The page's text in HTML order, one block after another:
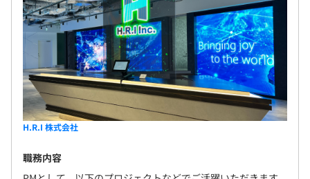
BigQuery、pandas
H.R.I 株式会社
職務内容